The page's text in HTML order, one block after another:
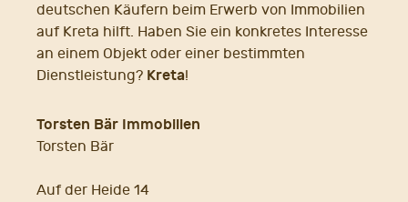
deutschen Käufern beim Erwerb von Immobilien
auf Kreta hilft. Haben Sie ein konkretes Interesse
an einem Objekt oder einer bestimmten
Dienstleistung? Kreta!
Torsten Bär Immobilien
Torsten Bär
Auf der Heide 14